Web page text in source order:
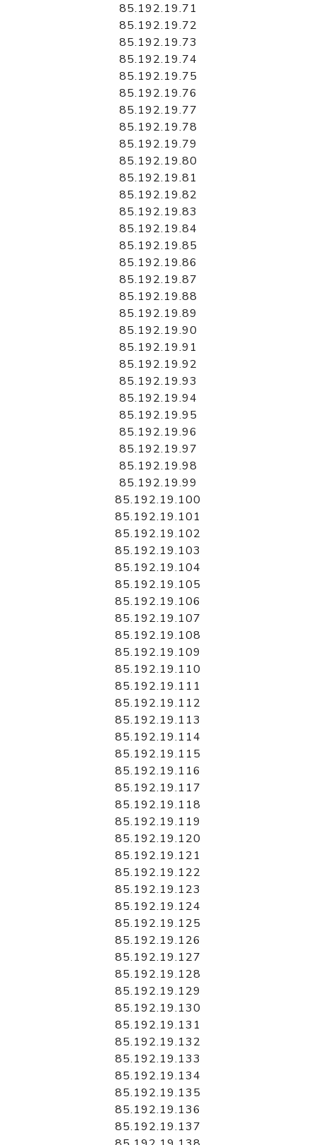
85.192.19.71
85.192.19.72
85.192.19.73
85.192.19.74
85.192.19.75
85.192.19.76
85.192.19.77
85.192.19.78
85.192.19.79
85.192.19.80
85.192.19.81
85.192.19.82
85.192.19.83
85.192.19.84
85.192.19.85
85.192.19.86
85.192.19.87
85.192.19.88
85.192.19.89
85.192.19.90
85.192.19.91
85.192.19.92
85.192.19.93
85.192.19.94
85.192.19.95
85.192.19.96
85.192.19.97
85.192.19.98
85.192.19.99
85.192.19.100
85.192.19.101
85.192.19.102
85.192.19.103
85.192.19.104
85.192.19.105
85.192.19.106
85.192.19.107
85.192.19.108
85.192.19.109
85.192.19.110
85.192.19.111
85.192.19.112
85.192.19.113
85.192.19.114
85.192.19.115
85.192.19.116
85.192.19.117
85.192.19.118
85.192.19.119
85.192.19.120
85.192.19.121
85.192.19.122
85.192.19.123
85.192.19.124
85.192.19.125
85.192.19.126
85.192.19.127
85.192.19.128
85.192.19.129
85.192.19.130
85.192.19.131
85.192.19.132
85.192.19.133
85.192.19.134
85.192.19.135
85.192.19.136
85.192.19.137